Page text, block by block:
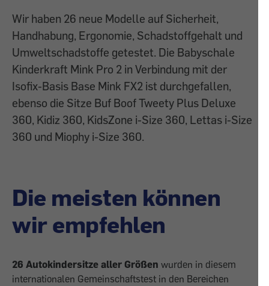
Wir haben 26 neue Modelle auf Sicherheit,
Handhabung, Ergonomie, Schadstoffgehalt und
Umweltschadstoffe getestet. Die Babyschale
Kinderkraft Mink Pro 2 in Verbindung mit der
Isofix-Basis Base Mink FX2 ist durchgefallen,
ebenso die Sitze Buf Boof Tweety Plus Deluxe
360, Kidiz 360, KidsZone i-Size 360, Lettas i-Size
360 und Miophy i-Size 360.
Die meisten können
wir empfehlen
26 Autokindersitze aller Größen wurden in diesem
internationalen Gemeinschaftstest in den Bereichen